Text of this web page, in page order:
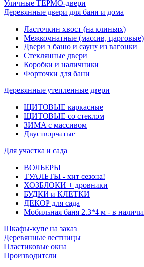
Уличные ТЕРМО-двери
Деревянные двери для бани и дома
Ласточкин хвост (на клиньях)
Межкомнатные (массив, царговые)
Двери в баню и сауну из вагонки
Стеклянные двери
Коробки и наличники
Форточки для бани
Деревянные утепленные двери
ЩИТОВЫЕ каркасные
ЩИТОВЫЕ со стеклом
ЗИМА с массивом
Двустворчатые
Для участка и сада
ВОЛЬЕРЫ
ТУАЛЕТЫ - хит сезона!
ХОЗБЛОКИ + дровники
БУДКИ и КЛЕТКИ
ДЕКОР для сада
Мобильная баня 2.3*4 м - в
Шкафы-купе на заказ
Деревянные лестницы
Пластиковые окна
Производители